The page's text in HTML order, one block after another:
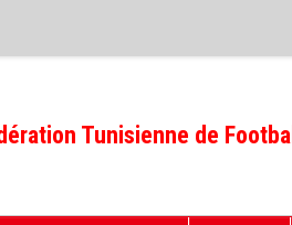
Tunisienne de Football